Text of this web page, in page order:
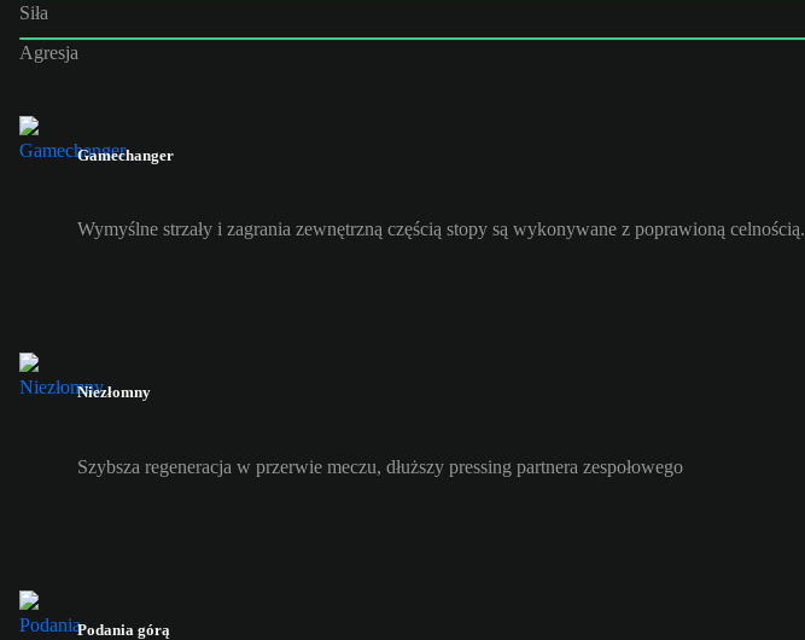
Siła
Agresja
Gamechanger
Wymyślne strzały i zagrania zewnętrzną częścią stopy są wykonywane z poprawioną celnością.
Niezłomny
Szybsza regeneracja w przerwie meczu, dłuższy pressing partnera zespołowego
Podania górą